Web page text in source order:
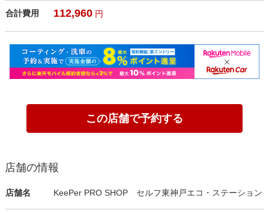
合計費用 112,960 円
この店舗で予約する
店舗の情報
店舗名 KeePer PRO SHOP セルフ東神戸エコ・ステーション